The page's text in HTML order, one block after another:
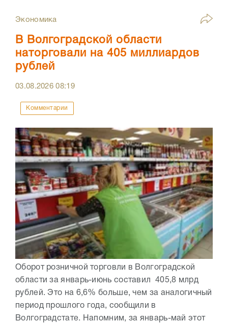
Экономика
В Волгоградской области
наторговали на 405 миллиардов
рублей
03.08.202608:19
Комментарии
Оборот розничной торговли в Волгоградской
области за январь-июнь составил 405,8 млрд
рублей. Это на 6,6% больше, чем за аналогичный
период прошлого года, сообщили в
Волгоградстате. Напомним, за январь-май этот